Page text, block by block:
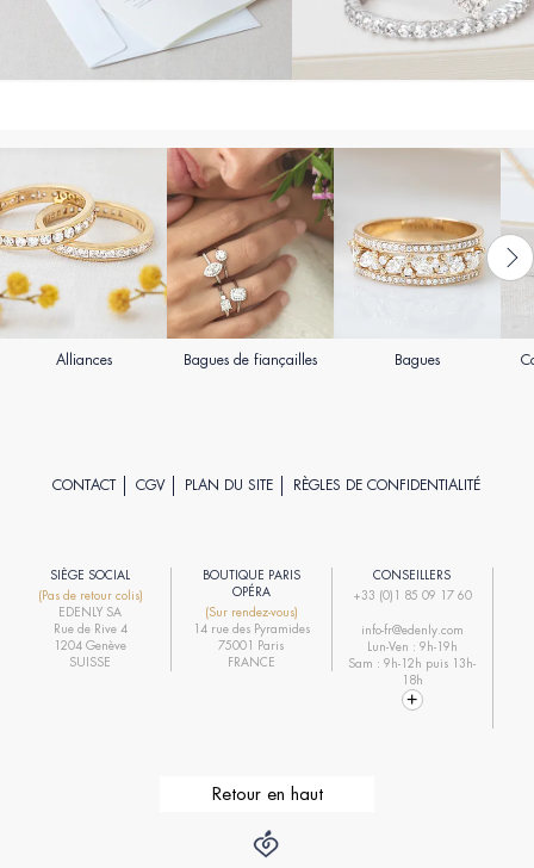
Alliances Bagues de fiançailles Bagues
CONTACT CGV PLAN DU SITE RÈGLES DE CONFIDENTIALITÉ
SIÈGE SOCIAL
(Pas de retour colis)
EDENLY SA
Rue de Rive 4
1204 Genève
SUISSE
BOUTIQUE PARIS
OPÉRA
(Sur rendez-vous)
14 rue des Pyramides
75001 Paris
FRANCE
CONSEILLERS
+33 (0)1 85 09 17 60
info-fr@edenly.com
Lun-Ven : 9h-19h
Sam : 9h-12h puis 13h-
18h
Retour en haut